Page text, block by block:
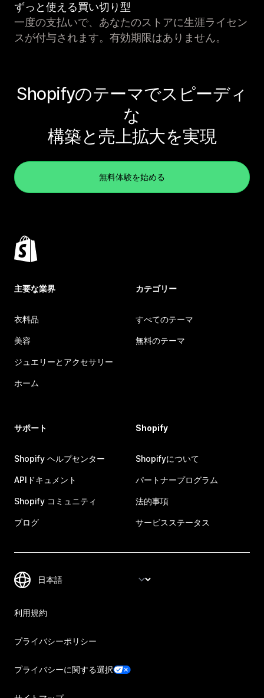
ずっと使える買い切り型
一度の支払いで、あなたのストアに生涯ライセン
スが付与されます。有効期限はありません。
Shopifyのテーマでスピーディ
な
構築と売上拡大を実現
無料体験を始める
主要な業界
衣料品
美容
ジュエリーとアクセサリー
ホーム
カテゴリー
すべてのテーマ
無料のテーマ
サポート
Shopify ヘルプセンター
APIドキュメント
Shopify コミュニティ
ブログ
Shopify
Shopifyについて
パートナープログラム
法的事項
サービスステータス
利用規約
プライバシーポリシー
プライバシーに関する選択